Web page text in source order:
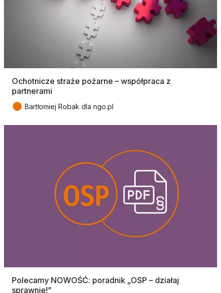
Ochotnicze straże pożarne – współpraca z
partnerami
● Bartłomiej Robak dla ngo.pl
Polecamy NOWOŚĆ: poradnik „OSP – działaj
sprawnie!”